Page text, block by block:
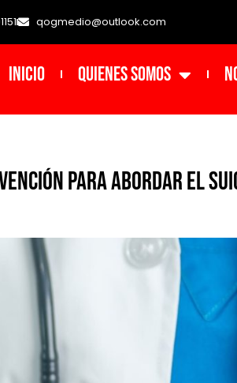
qogmedio@outlook.com
INICIO Quienes Somos
para abordar el